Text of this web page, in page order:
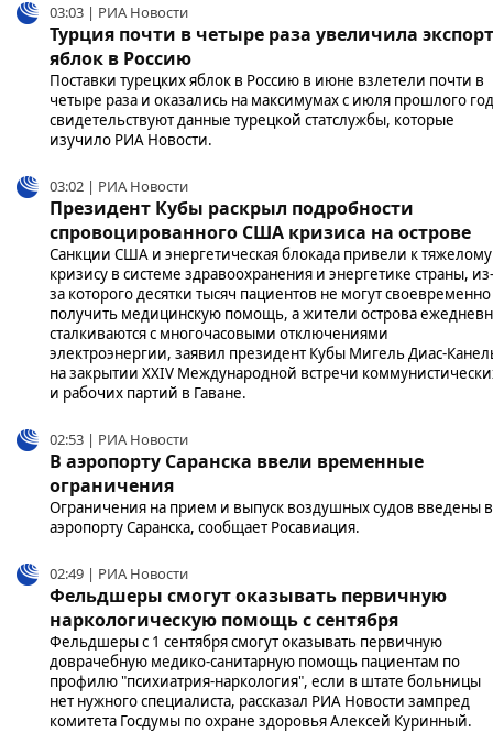
03:03 | РИА Новости
Турция почти в четыре раза увеличила экспорт
яблок в Россию
Поставки турецких яблок в Россию в июне взлетели почти в
четыре раза и оказались на максимумах с июля прошлого
свидетельствуют данные турецкой статслужбы, которые
изучило РИА Новости.
03:02 | РИА Новости
Президент Кубы раскрыл подробности
спровоцированного США кризиса на острове
Санкции США и энергетическая блокада привели к тяжелому
кризису в системе здравоохранения и энергетике страны, из-
за которого десятки тысяч пациентов не могут своевременно
получить медицинскую помощь, а жители острова
сталкиваются с многочасовыми отключениями
электроэнергии, заявил президент Кубы Мигель Диас-
на закрытии XXIV Международной встречи
и рабочих партий в Гаване.
02:53 | РИА Новости
В аэропорту Саранска ввели временные
ограничения
Ограничения на прием и выпуск воздушных судов введены в
аэропорту Саранска, сообщает Росавиация.
02:49 | РИА Новости
Фельдшеры смогут оказывать первичную
наркологическую помощь с сентября
Фельдшеры с 1 сентября смогут оказывать первичную
доврачебную медико-санитарную помощь пациентам по
профилю "психиатрия-наркология", если в штате больницы
нет нужного специалиста, рассказал РИА Новости зампред
комитета Госдумы по охране здоровья Алексей Куринный.